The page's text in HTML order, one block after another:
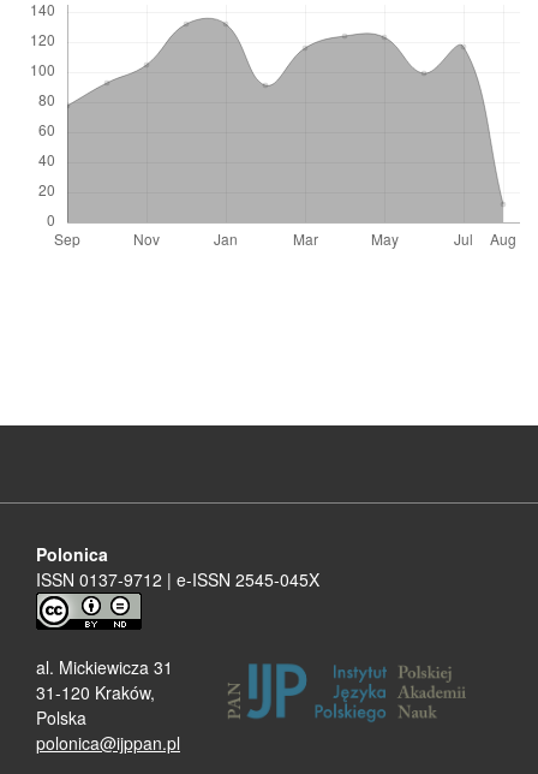
Polonica
ISSN 0137-9712 | e-ISSN 2545-045X
al. Mickiewicza 31
31-120 Kraków,
Polska
polonica@ijppan.pl